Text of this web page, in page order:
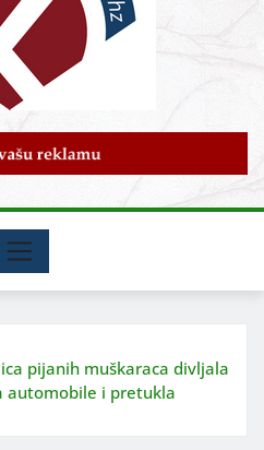
pijanih muškaraca divljala
automobile i pretukla